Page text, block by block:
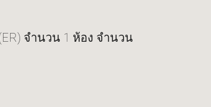
จำนวน 1 ห้อง จำนวน